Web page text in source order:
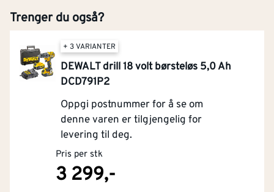
Trenger du også?
+ 3 VARIANTER
DEWALT drill 18 volt børsteløs 5,0 Ah
DCD791P2
Oppgi postnummer for å se om
denne varen er tilgjengelig for
levering til deg.
Pris per stk
3 299,-